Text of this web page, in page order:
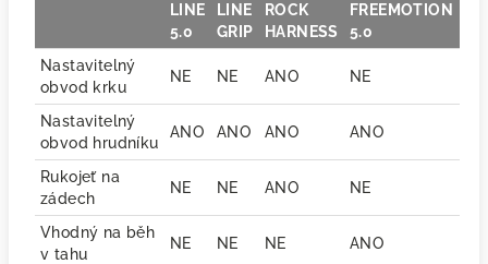
LINE
5.0
LINE
GRIP
ROCK
HARNESS
FREEMOTION
5.0
Nastavitelný
obvod krku
NE NE ANO NE
Nastavitelný
obvod hrudníku
ANO ANO ANO ANO
Rukojeť na
zádech
NE NE ANO NE
Vhodný na běh
v tahu
NE NE NE ANO